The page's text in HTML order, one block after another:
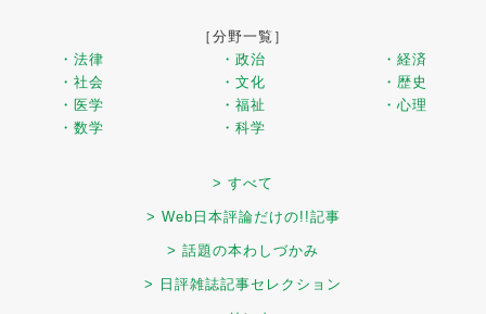
［分野一覧］
・法律
・政治
・経済
・社会
・文化
・歴史
・医学
・福祉
・心理
・数学
・科学
> すべて
> Web日本評論だけの!!記事
> 話題の本わしづかみ
> 日評雑誌記事セレクション